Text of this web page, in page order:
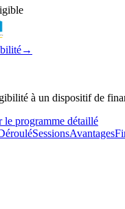
→
à un dispositif de
le programme détaillé
SessionsAvantages